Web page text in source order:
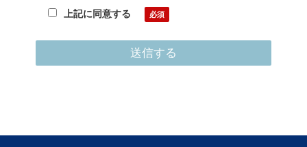
等、苦情・相談をする事ができますので、もしございました
らprivacy@zenrin-datacom.netまでご連絡下さい。その他個
上記に同意する